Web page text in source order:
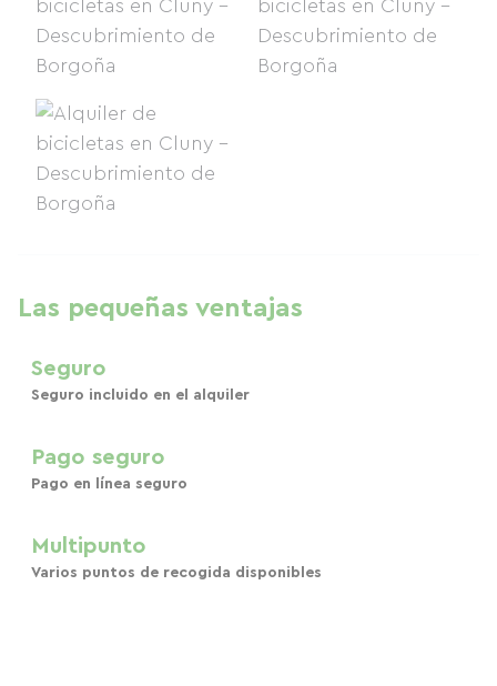
Las pequeñas ventajas
Seguro
Seguro incluido en el alquiler
Pago seguro
Pago en línea seguro
Multipunto
Varios puntos de recogida disponibles